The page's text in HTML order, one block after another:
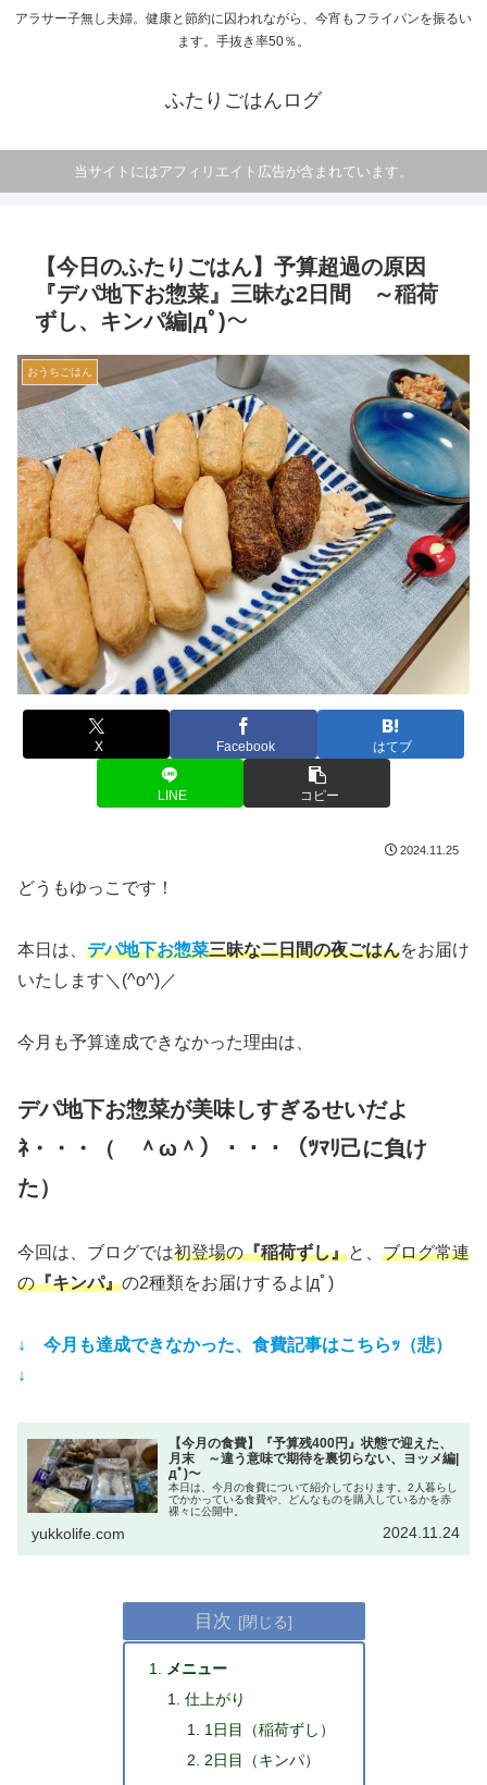
アラサー子無し夫婦。健康と節約に囚われながら、今宵もフライパンを振るい
ます。手抜き率50％。
ふたりごはんログ
当サイトにはアフィリエイト広告が含まれています。
【今日のふたりごはん】予算超過の原因
『デパ地下お惣菜』三昧な2日間 ～稲荷
ずし、キンパ編|дﾟ)～
おうちごはん
X Facebook はてブ
LINE コピー
2024.11.25
どうもゆっこです！
本日は、 デパ地下お惣菜三昧な二日間の夜ごはんをお届け
いたします＼(^o^)／
今月も予算達成できなかった理由は、
デパ地下お惣菜が美味しすぎるせいだよ
ﾈ・・・（ ＾ω＾）・・・（ﾂﾏﾘ己に負け
た）
今回は、ブログでは初登場の『稲荷ずし』と、 ブログ常連
の『キンパ』の2種類をお届けするよ|дﾟ)
↓ 今月も達成できなかった、食費記事はこちらｯ（悲）
↓
【今月の食費】『予算残400円』状態で迎えた、
月末 ～違う意味で期待を裏切らない、ヨッメ編|
дﾟ)～
本日は、今月の食費について紹介しております。2人暮らし
でかかっている食費や、どんなものを購入しているかを赤
裸々に公開中。
yukkolife.com 2024.11.24
目次
メニュー
仕上がり
1日目（稲荷ずし）
2日目（キンパ）